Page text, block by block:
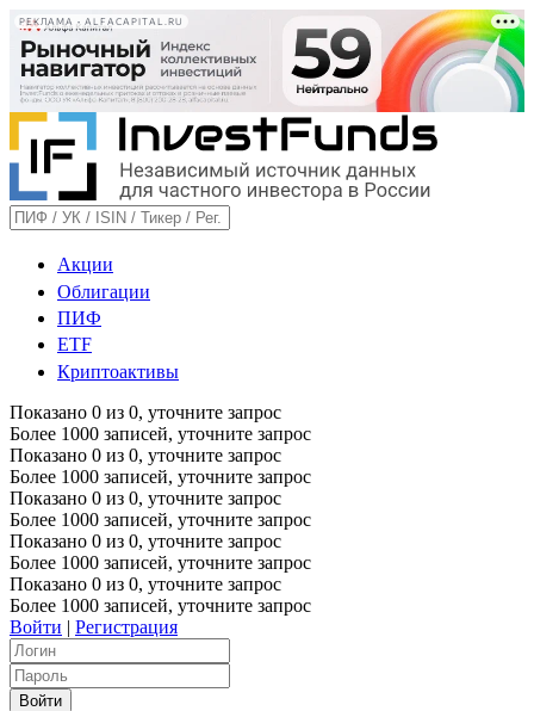
РЕКЛАМА • ALFACAPITAL.RU
Акции
Облигации
ПИФ
ETF
Криптоактивы
Показано 0 из 0, уточните запрос
Более 1000 записей, уточните запрос
Показано 0 из 0, уточните запрос
Более 1000 записей, уточните запрос
Показано 0 из 0, уточните запрос
Более 1000 записей, уточните запрос
Показано 0 из 0, уточните запрос
Более 1000 записей, уточните запрос
Показано 0 из 0, уточните запрос
Более 1000 записей, уточните запрос
Войти | Регистрация